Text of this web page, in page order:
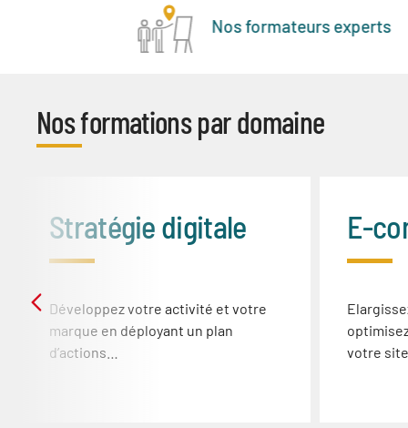
Nos formateurs experts
Nos formations par domaine
Stratégie digitale
Développez votre activité et votre
marque en déployant un plan
d’actions…
E-
votre